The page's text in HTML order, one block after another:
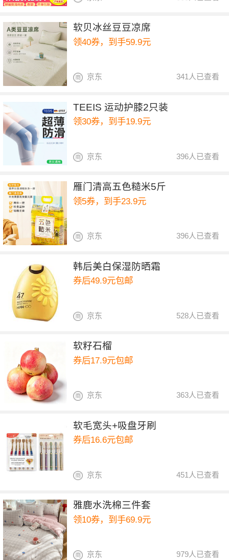
软贝冰丝豆豆凉席
领40券，到手59.9元
341人已查看
京东
TEEIS 运动护膝2只装
领30券，到手19.9元
396人已查看
京东
雁门清高五色糙米5斤
领5券，到手23.9元
396人已查看
京东
韩后美白保湿防晒霜
券后49.9元包邮
528人已查看
京东
软籽石榴
券后17.9元包邮
363人已查看
京东
软毛宽头+吸盘牙刷
券后16.6元包邮
451人已查看
京东
雅鹿水洗棉三件套
领10券，到手69.9元
979人已查看
京东